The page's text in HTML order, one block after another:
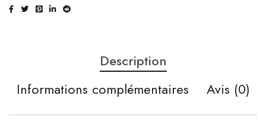
Description
Informations complémentaires
Avis (0)